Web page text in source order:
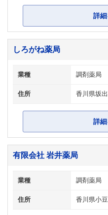
詳
しろがね薬局
業種 調剤薬局
住所 香川県坂
詳
有限会社 岩井薬局
業種 調剤薬局
住所 香川県小